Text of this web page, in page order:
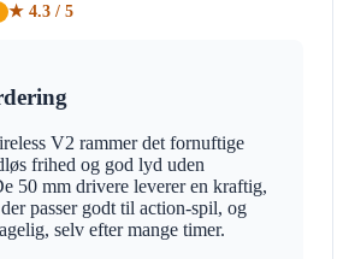
★ 4.3 / 5
V2 rammer det fornuftige
frihed og god lyd uden
50 mm drivere leverer en kraftig,
passer godt til action-spil, og
selv efter mange timer.